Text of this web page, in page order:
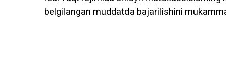
belgilangan muddatda bajarilishini